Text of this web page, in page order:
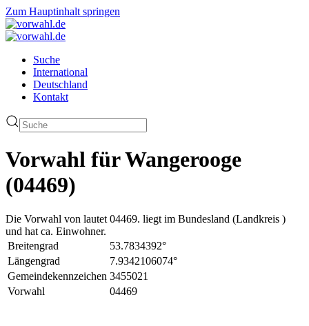
Zum Hauptinhalt springen
Suche
International
Deutschland
Kontakt
Vorwahl für Wangerooge
(04469)
Die Vorwahl von lautet 04469. liegt im Bundesland (Landkreis )
und hat ca. Einwohner.
Breitengrad
53.7834392°
Längengrad
7.9342106074°
Gemeindekennzeichen 3455021
Vorwahl
04469